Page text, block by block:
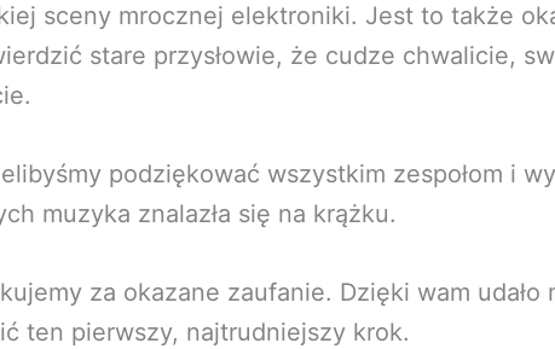
sceny mrocznej elektroniki. Jest to także
stare przysłowie, że cudze chwalicie,
podziękować wszystkim zespołom i
muzyka znalazła się na krążku.
za okazane zaufanie. Dzięki wam udało
ten pierwszy, najtrudniejszy krok.